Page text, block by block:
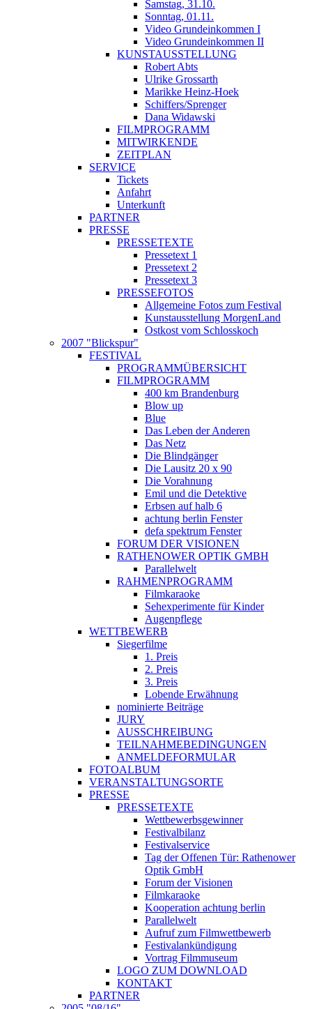
Samstag, 31.10.
Sonntag, 01.11.
Video Grundeinkommen I
Video Grundeinkommen II
KUNSTAUSSTELLUNG
Robert Abts
Ulrike Grossarth
Marikke Heinz-Hoek
Schiffers/Sprenger
Dana Widawski
FILMPROGRAMM
MITWIRKENDE
ZEITPLAN
SERVICE
Tickets
Anfahrt
Unterkunft
PARTNER
PRESSE
PRESSETEXTE
Pressetext 1
Pressetext 2
Pressetext 3
PRESSEFOTOS
Allgemeine Fotos zum Festival
Kunstausstellung MorgenLand
Ostkost vom Schlosskoch
2007 "Blickspur"
FESTIVAL
PROGRAMMÜBERSICHT
FILMPROGRAMM
400 km Brandenburg
Blow up
Blue
Das Leben der Anderen
Das Netz
Die Blindgänger
Die Lausitz 20 x 90
Die Vorahnung
Emil und die Detektive
Erbsen auf halb 6
achtung berlin Fenster
defa spektrum Fenster
FORUM DER VISIONEN
RATHENOWER OPTIK GMBH
Parallelwelt
RAHMENPROGRAMM
Filmkaraoke
Sehexperimente für Kinder
Augenpflege
WETTBEWERB
Siegerfilme
1. Preis
2. Preis
3. Preis
Lobende Erwähnung
nominierte Beiträge
JURY
AUSSCHREIBUNG
TEILNAHMEBEDINGUNGEN
ANMELDEFORMULAR
FOTOALBUM
VERANSTALTUNGSORTE
PRESSE
PRESSETEXTE
Wettbewerbsgewinner
Festivalbilanz
Festivalservice
Tag der Offenen Tür: Rathenower
Optik GmbH
Forum der Visionen
Filmkaraoke
Kooperation achtung berlin
Parallelwelt
Aufruf zum Filmwettbewerb
Festivalankündigung
Vortrag Filmmuseum
LOGO ZUM DOWNLOAD
KONTAKT
PARTNER